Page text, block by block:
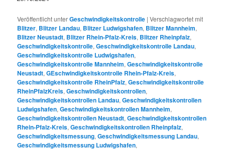
Veröffentlicht unterGeschwindigkeitskontrolle |Verschlagwortet mit
Blitzer, Blitzer Landau, Blitzer Ludwigshafen, Blitzer Mannheim,
Blitzer Neustadt, Blitzer Rhein-Pfalz-Kreis, Blitzer Rheinpfalz,
Geschwindigkeitskontrolle,Geschwindigkeitskontrolle Landau,
Geschwindigkeitskontrolle Ludwigshafen,
Geschwindigkeitskontrolle Mannheim,Geschwindigkeitskontrolle
Neustadt,GEschwindigkeitskontrolle Rhein-Pfalz-Kreis,
Geschwindigkeitskontrolle RheinPfalz,Geschwindigkeitskontrolle
RheinPfalzKreis,Geschwindigkeitskontrollen,
Geschwindigkeitskontrollen Landau,Geschwindigkeitskontrollen
Ludwigshafen,Geschwindigkeitskontrollen Mannheim,
Geschwindigkeitskontrollen Neustadt,Geschwindigkeitskontrollen
Rhein-Pfalz-Kreis,Geschwindigkeitskontrollen Rheinpfalz,
Geschwindigkeitsmessung,Geschwindigkeitsmessung Landau,
Geschwindigkeitsmessung Ludwigshafen,